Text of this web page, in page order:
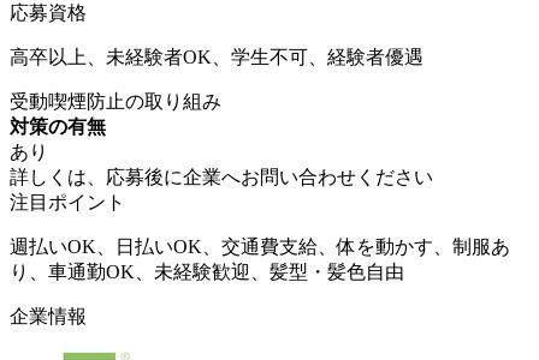
応募資格
高卒以上、未経験者OK、学生不可、経験者優遇
受動喫煙防止の取り組み
対策の有無
あり
詳しくは、応募後に企業へお問い合わせください
注目ポイント
週払いOK、日払いOK、交通費支給、体を動かす、制服あ
り、車通勤OK、未経験歓迎、髪型・髪色自由
企業情報